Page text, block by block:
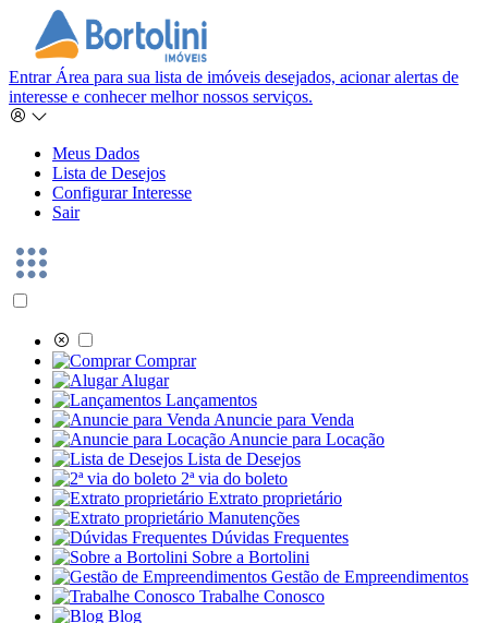
Entrar Área para sua lista de imóveis desejados, acionar alertas de
interesse e conhecer melhor nossos serviços.
Meus Dados
Lista de Desejos
Configurar Interesse
Sair
Comprar
Alugar
Lançamentos
Anuncie para Venda
Anuncie para Locação
Lista de Desejos
2ª via do boleto
Extrato proprietário
Manutenções
Dúvidas Frequentes
Sobre a Bortolini
Gestão de Empreendimentos
Trabalhe Conosco
Blog